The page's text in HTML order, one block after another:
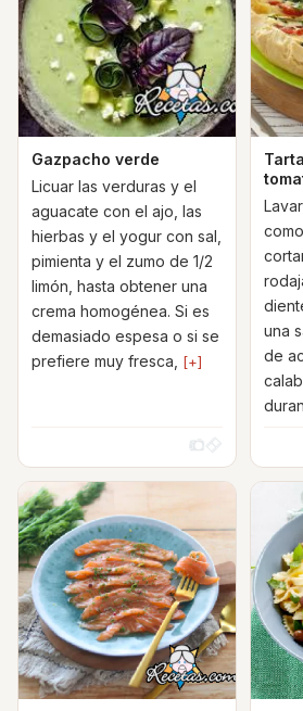
Gazpacho verde
Licuar las verduras y el
aguacate con el ajo, las
hierbas y el yogur con sal,
pimienta y el zumo de 1/2
limón, hasta obtener una
crema homogénea. Si es
demasiado espesa o si se
prefiere muy fresca, [+]
una
de